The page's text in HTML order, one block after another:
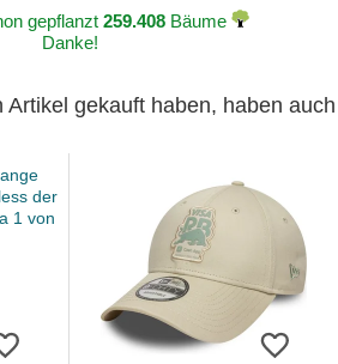
gepflanzt 259.408Bäume
Danke!
Artikel gekauft haben, haben auch